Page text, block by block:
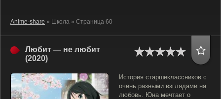
Anime-share » Школа » Страница 60
Любит — не любит
(2020)
История старшеклассников с
очень разными взглядами на
любовь. Юна мечтает о